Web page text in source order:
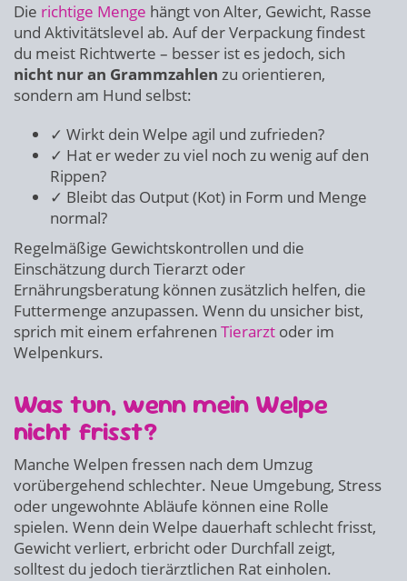
Die richtige Menge hängt von Alter, Gewicht, Rasse
und Aktivitätslevel ab. Auf der Verpackung findest
du meist Richtwerte – besser ist es jedoch, sich
nicht nur an Grammzahlen zu orientieren,
sondern am Hund selbst:
✓ Wirkt dein Welpe agil und zufrieden?
✓ Hat er weder zu viel noch zu wenig auf den
Rippen?
✓ Bleibt das Output (Kot) in Form und Menge
normal?
Regelmäßige Gewichtskontrollen und die
Einschätzung durch Tierarzt oder
Ernährungsberatung können zusätzlich helfen, die
Futtermenge anzupassen. Wenn du unsicher bist,
sprich mit einem erfahrenen Tierarzt oder im
Welpenkurs.
Was tun, wenn mein Welpe
nicht frisst?
Manche Welpen fressen nach dem Umzug
vorübergehend schlechter. Neue Umgebung, Stress
oder ungewohnte Abläufe können eine Rolle
spielen. Wenn dein Welpe dauerhaft schlecht frisst,
Gewicht verliert, erbricht oder Durchfall zeigt,
solltest du jedoch tierärztlichen Rat einholen.